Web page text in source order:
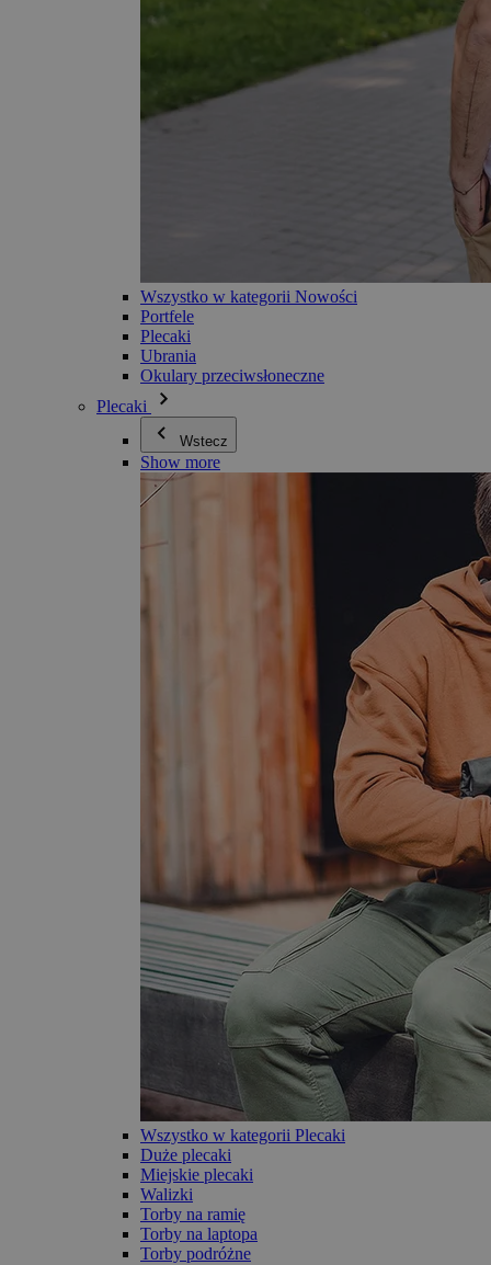
Wszystko w kategorii Nowości
Portfele
Plecaki
Ubrania
Okulary przeciwsłoneczne
Plecaki
Wstecz
Show more
Wszystko w kategorii Plecaki
Duże plecaki
Miejskie plecaki
Walizki
Torby na ramię
Torby na laptopa
Torby podróżne